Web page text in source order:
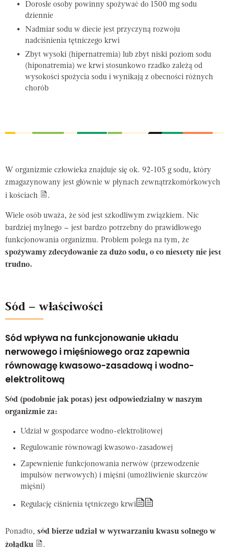
Dorosłe osoby powinny spożywać do 1500 mg sodu
dziennie
Nadmiar sodu w diecie jest przyczyną rozwoju
nadciśnienia tętniczego krwi
Zbyt wysoki (hipernatremia) lub zbyt niski poziom sodu
(hiponatremia) we krwi stosunkowo rzadko zależą od
wysokości spożycia sodu i wynikają z obecności różnych
chorób
W organizmie człowieka znajduje się ok. 92-105 g sodu, który
zmagazynowany jest głównie w płynach zewnątrzkomórkowych
i kościach
.
Wiele osób uważa, że sód jest szkodliwym związkiem. Nic
bardziej mylnego – jest bardzo potrzebny do prawidłowego
funkcjonowania organizmu. Problem polega na tym, że
spożywamy zdecydowanie za dużo sodu, o co niestety nie jest
trudno.
Sód – właściwości
Sód wpływa na funkcjonowanie układu
nerwowego i mięśniowego oraz zapewnia
równowagę kwasowo-zasadową i wodno-
elektrolitową
Sód (podobnie jak potas) jest odpowiedzialny w naszym
organizmie za:
Udział w gospodarce wodno-elektrolitowej
Regulowanie równowagi kwasowo-zasadowej
Zapewnienie funkcjonowania nerwów (przewodzenie
impulsów nerwowych) i mięśni (umożliwienie skurczów
mięśni)
Regulację ciśnienia tętniczego krwi
Ponadto, sód bierze udział w wytwarzaniu kwasu solnego w
żołądku
.